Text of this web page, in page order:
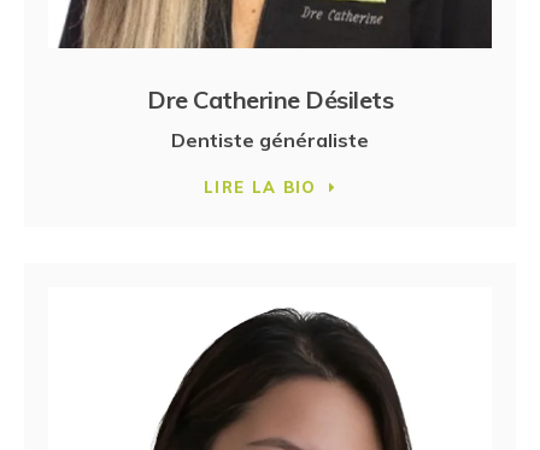
Dre Catherine Désilets
Dentiste généraliste
LIRE LA BIO